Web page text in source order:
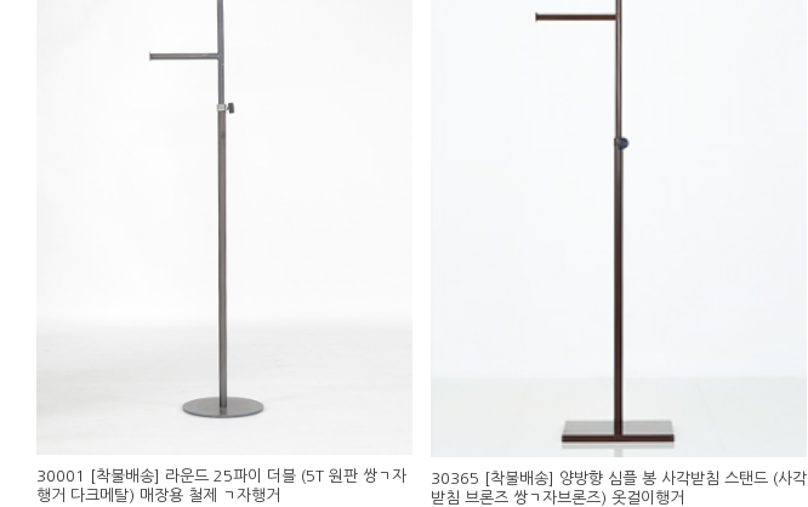
30001 [착불배송] 라운드 25파이 더블 (5T 원판 쌍ㄱ자
행거 다크메탈) 매장용 철제 ㄱ자행거
30365 [착불배송] 양방향 심플 봉 사각받침 스탠드 (사각
받침 브론즈 쌍ㄱ자브론즈) 옷걸이행거